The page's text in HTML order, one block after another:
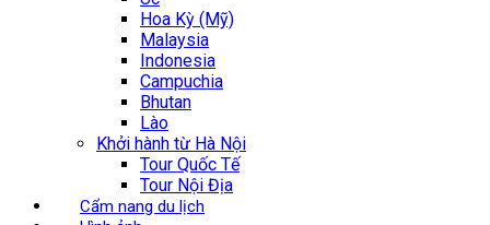
Hoa Kỳ (Mỹ)
Malaysia
Indonesia
Campuchia
Bhutan
Lào
Khởi hành từ Hà Nội
Tour Quốc Tế
Tour Nội Địa
Cẩm nang du lịch